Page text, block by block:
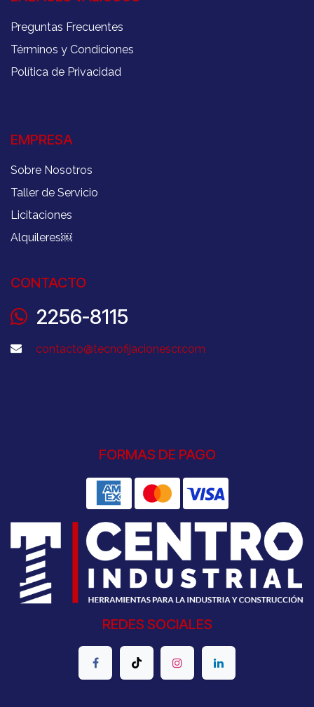
Preguntas Frecuentes
Términos y Condiciones
Política de Privacidad
EMPRESA
Sobre Nosotros
Taller de Servicio
Licitaciones
Alquileres￼
CONTACTO
2256-8115
contacto@tecnofijacionescr.com
FORMAS DE PAGO
REDES SOCIALES